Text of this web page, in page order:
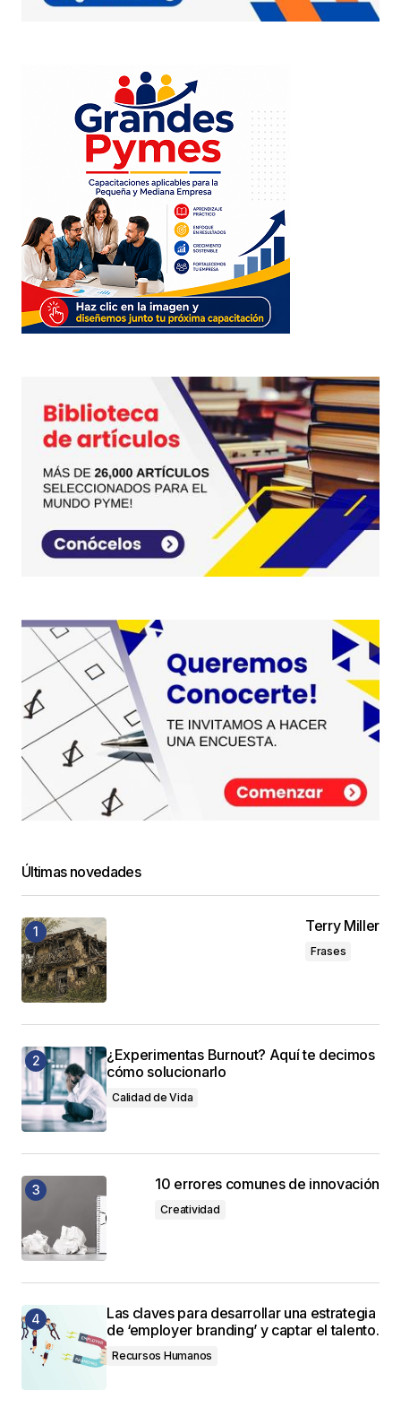
Últimas novedades
Terry Miller
Frases
¿Experimentas Burnout? Aquí te decimos
cómo solucionarlo
Calidad de Vida
10 errores comunes de innovación
Creatividad
Las claves para desarrollar una estrategia
de ‘employer branding’ y captar el talento.
Recursos Humanos